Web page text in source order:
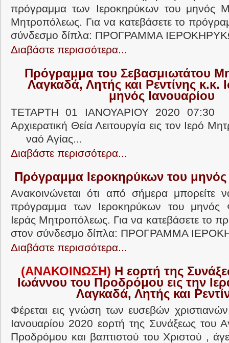
πρόγραμμα των Ιεροκηρύκων του μηνός
Μητροπόλεως. Για να κατεβάσετε το
σύνδεσμο δίπλα: ΠΡΟΓΡΑΜΜΑ
Διαβάστε περισσότερα...
Πρόγραμμα του Σεβασμιωτάτου
Λαγκαδά, Λητής και Ρεντίνης κ.κ.
μηνός Ιανουαρίου
ΤΕΤΑΡΤΗ 01 ΙΑΝΟΥΑΡΙΟΥ 2020
Αρχιερατική Θεία Λειτουργία εις τον
ναό Αγίας...
Διαβάστε περισσότερα...
Πρόγραμμα Ιεροκηρύκων του
Ανακοινώνεται ότι από σήμερα μπορείτε
πρόγραμμα των Ιεροκηρύκων του μηνός
Ιεράς Μητροπόλεως. Για να κατεβάσετε το
στον σύνδεσμο δίπλα: ΠΡΟΓΡΑΜΜΑ
Διαβάστε περισσότερα...
(ΑΝΑΚΟΙΝΩΣΗ) Η εορτή της
Ιωάννου του Προδρόμου εις την
Λαγκαδά, Λητής και
Φέρεται εις γνώση των ευσεβών
Ιανουαρίου 2020 εορτή της Συνάξεως του
Προδρόμου και βαπτιστού του Χριστού ,